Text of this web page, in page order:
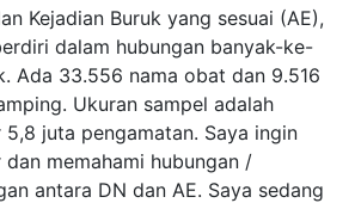
Kejadian Buruk yang sesuai (AE),
dalam hubungan banyak-ke-
Ada 33.556 nama obat dan 9.516
Ukuran sampel adalah
5,8 juta pengamatan. Saya ingin
dan memahami hubungan /
antara DN dan AE. Saya sedang